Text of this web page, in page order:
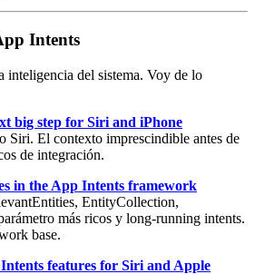
Intents
inteligencia del sistema. Voy de lo
big step for Siri and iPhone
Siri. El contexto imprescindible antes de
de integración.
in the App Intents framework
, EntityCollection,
más ricos y long-running intents.
base.
features for Siri and Apple